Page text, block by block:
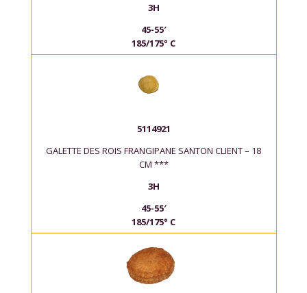
3H
45-55′
185/175° C
5114921
GALETTE DES ROIS FRANGIPANE SANTON CLIENT – 18
CM ***
3H
45-55′
185/175° C